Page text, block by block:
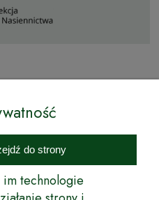
Sady to inicjatywa
jest wprowadzenie na
drzewek ozdobnych oraz
zarówno małych, jak
do strony
technologie